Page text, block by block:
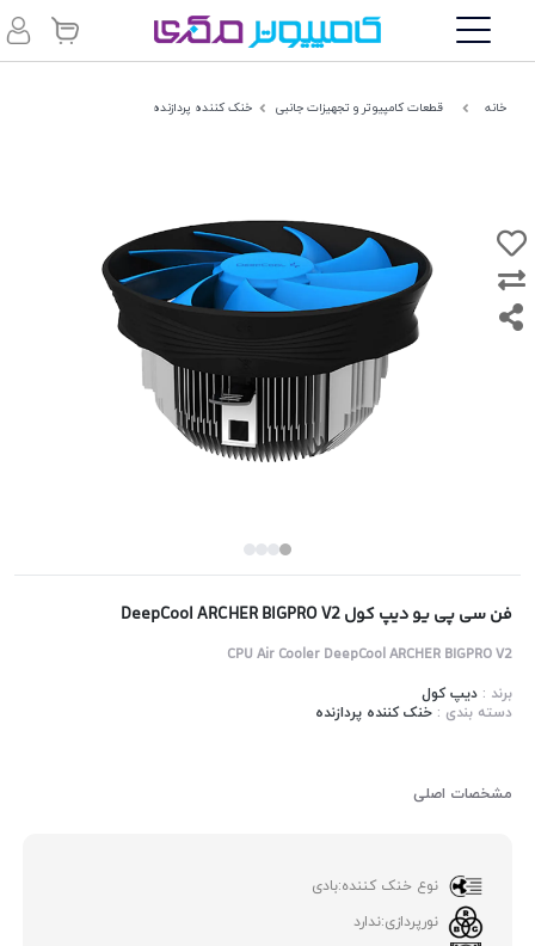
خانه قطعات کامپیوتر و تجهیزات جانبی خنک کننده پردازنده
فن سی پی یو دیپ کول DeepCool ARCHER BIGPRO V2
CPU Air Cooler DeepCool ARCHER BIGPRO V2
برند :دیپ کول
دسته بندی :خنک کننده پردازنده
مشخصات اصلی
نوع خنک کننده:بادی
نورپردازی:ندارد